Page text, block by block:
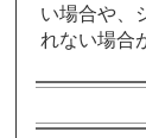
い場合や、
れない場合